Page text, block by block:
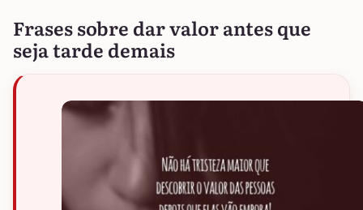
Frases sobre dar valor antes que
seja tarde demais